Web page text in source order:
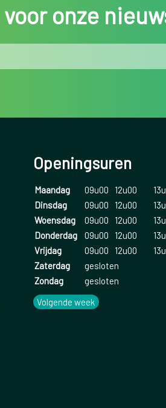
onze
Openingsuren
Maandag 09u00 12u00
Dinsdag
09u00 12u00
Woensdag
09u00 12u00
Donderdag
09u00 12u00
Vrijdag
09u00 12u00
Zaterdag
gesloten
Zondag
gesloten
Volgende week